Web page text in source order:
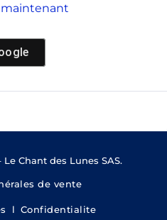
maintenant
Chant des Lunes SAS.
de vente
l Confidentialite